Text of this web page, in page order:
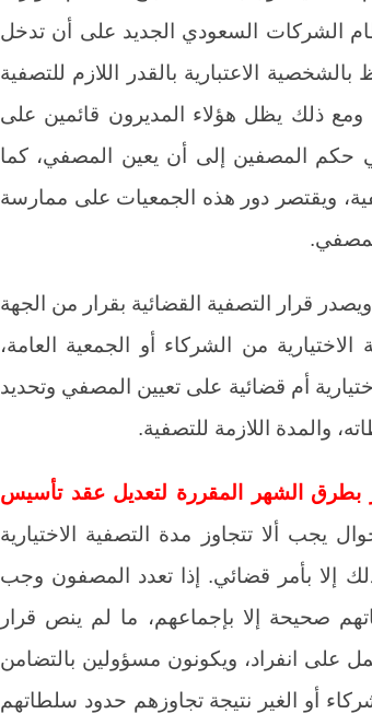
الشركات السعودي الجديد على أن تدخل
الاعتبارية بالقدر اللازم للتصفية
ذلك يظل هؤلاء المديرون قائمين على
حكم المصفين إلى أن يعين المصفي، كما
ويقتصر دور هذه الجمعيات على ممارسة
ويصدر قرار التصفية القضائية بقرار من الجهة
من الشركاء أو الجمعية العامة،
أم قضائية على تعيين المصفي وتحديد
والمدة اللازمة للتصفية.
الشهر المقررة لتعديل عقد تأسيس
يجب ألا تتجاوز مدة التصفية الاختيارية
إلا بأمر قضائي. إذا تعدد المصفون وجب
صحيحة إلا بإجماعهم، ما لم ينص قرار
على انفراد، ويكونون مسؤولين بالتضامن
أو الغير نتيجة تجاوزهم حدود سلطاتهم